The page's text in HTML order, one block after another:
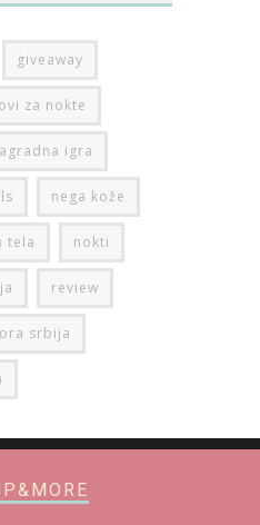
giveaway
za nokte
igra
nega kože
tela nokti
review
srbija